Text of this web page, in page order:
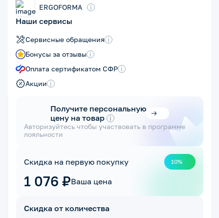
ERGOFORMA i
Наши сервисы
Сервисные обращения i
Бонусы за отзывы i
Оплата сертификатом СФР i
Акции i
Получите персональную
цену на товар i
Авторизуйтесь чтобы участвовать в программе
лояльности
Скидка на первую покупку 10%
1 076 ₽Ваша цена
Скидка от количества